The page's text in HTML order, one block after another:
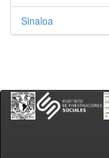
Sinaloa